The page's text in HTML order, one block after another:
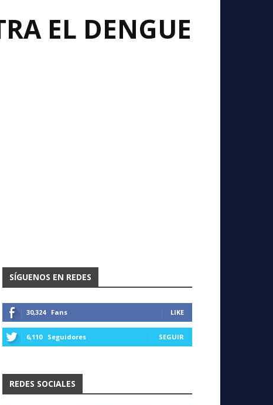
EL DENGUE
SÍGUENOS EN REDES
30,324 Fans LIKE
6,110 Seguidores SEGUIR
REDES SOCIALES